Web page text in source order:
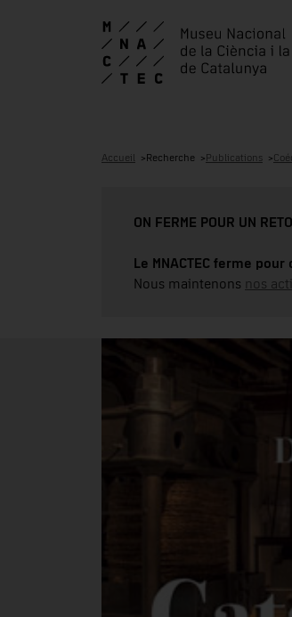
Accueil Recherche Publications
ON FERME POUR UN
Le MNACTEC ferme
Nous maintenons nos